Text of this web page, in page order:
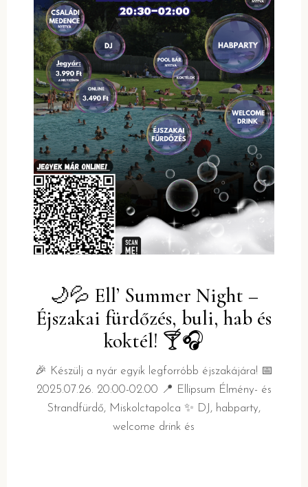
🌙💦 Ell’ Summer Night –
Éjszakai fürdőzés, buli, hab és
koktél! 🍸🎧
🎉 Készülj a nyár egyik legforróbb éjszakájára! 📅
2025.07.26. 20:00-02.00 📍 Ellipsum Élmény- és
Strandfürdő, Miskolctapolca ✨ DJ, habparty,
welcome drink és